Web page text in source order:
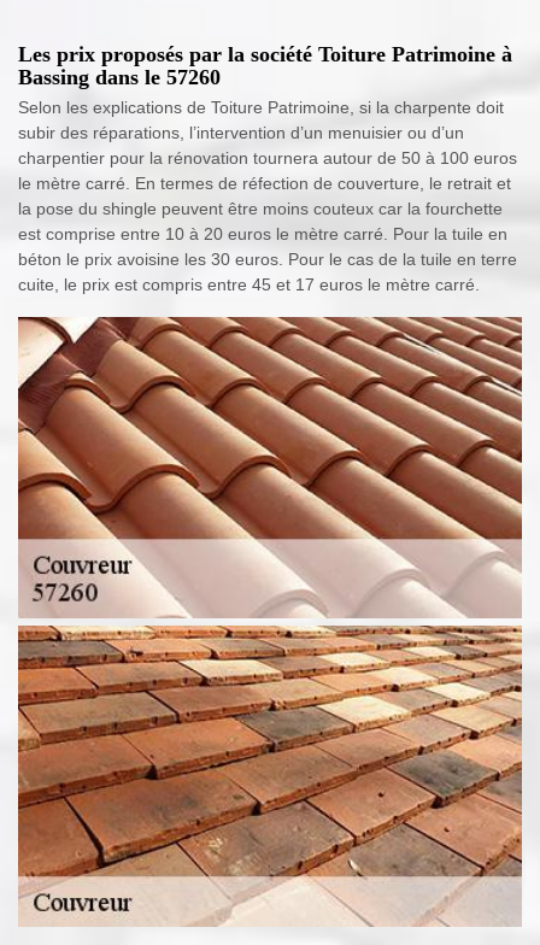
Les prix proposés par la société Toiture Patrimoine à
Bassing dans le 57260
Selon les explications de Toiture Patrimoine, si la charpente doit
subir des réparations, l’intervention d’un menuisier ou d’un
charpentier pour la rénovation tournera autour de 50 à 100 euros
le mètre carré. En termes de réfection de couverture, le retrait et
la pose du shingle peuvent être moins couteux car la fourchette
est comprise entre 10 à 20 euros le mètre carré. Pour la tuile en
béton le prix avoisine les 30 euros. Pour le cas de la tuile en terre
cuite, le prix est compris entre 45 et 17 euros le mètre carré.